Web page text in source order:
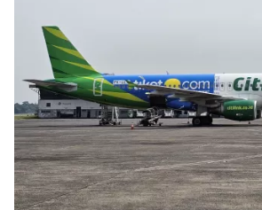
électronique